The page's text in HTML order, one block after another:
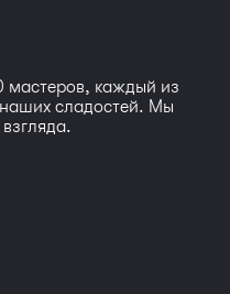
мастеров, каждый из
наших сладостей. Мы